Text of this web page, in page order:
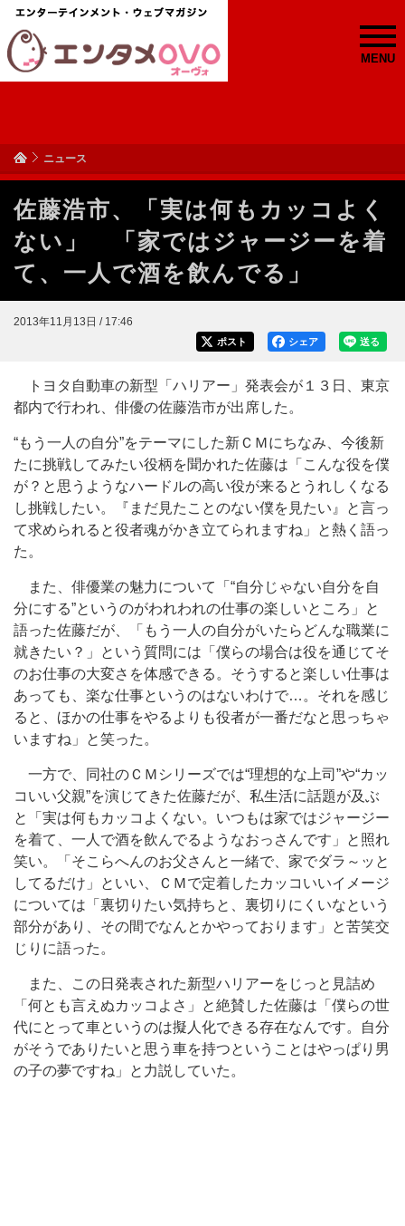
MENU
ニュース
佐藤浩市、「実は何もカッコよく
ない」 「家ではジャージーを着
て、一人で酒を飲んでる」
2013年11月13日 / 17:46
送る
シェア
ポスト
トヨタ自動車の新型「ハリアー」発表会が１３日、東京
都内で行われ、俳優の佐藤浩市が出席した。
“もう一人の自分”をテーマにした新ＣＭにちなみ、今後新
たに挑戦してみたい役柄を聞かれた佐藤は「こんな役を僕
が？と思うようなハードルの高い役が来るとうれしくなる
し挑戦したい。『まだ見たことのない僕を見たい』と言っ
て求められると役者魂がかき立てられますね」と熱く語っ
た。
また、俳優業の魅力について「“自分じゃない自分を自
分にする”というのがわれわれの仕事の楽しいところ」と
語った佐藤だが、「もう一人の自分がいたらどんな職業に
就きたい？」という質問には「僕らの場合は役を通じてそ
のお仕事の大変さを体感できる。そうすると楽しい仕事は
あっても、楽な仕事というのはないわけで…。それを感じ
ると、ほかの仕事をやるよりも役者が一番だなと思っちゃ
いますね」と笑った。
一方で、同社のＣＭシリーズでは“理想的な上司”や“カッ
コいい父親”を演じてきた佐藤だが、私生活に話題が及ぶ
と「実は何もカッコよくない。いつもは家ではジャージー
を着て、一人で酒を飲んでるようなおっさんです」と照れ
笑い。「そこらへんのお父さんと一緒で、家でダラ～ッと
してるだけ」といい、ＣＭで定着したカッコいいイメージ
については「裏切りたい気持ちと、裏切りにくいなという
部分があり、その間でなんとかやっております」と苦笑交
じりに語った。
また、この日発表された新型ハリアーをじっと見詰め
「何とも言えぬカッコよさ」と絶賛した佐藤は「僕らの世
代にとって車というのは擬人化できる存在なんです。自分
がそうでありたいと思う車を持つということはやっぱり男
の子の夢ですね」と力説していた。